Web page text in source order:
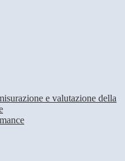
e valutazione della